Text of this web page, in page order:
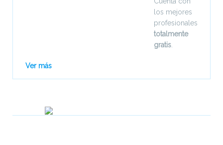
los mejores
profesionales
totalmente
gratis.
Ver más